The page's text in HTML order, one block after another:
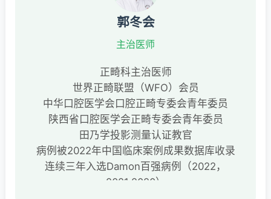
郭冬会
主治医师
正畸科主治医师
世界正畸联盟（WFO）会员
中华口腔医学会口腔正畸专委会青年委员
陕西省口腔医学会正畸专委会青年委员
田乃学投影测量认证教官
病例被2022年中国临床案例成果数据库收录
连续三年入选Damon百强病例（2022，
2021,2020）